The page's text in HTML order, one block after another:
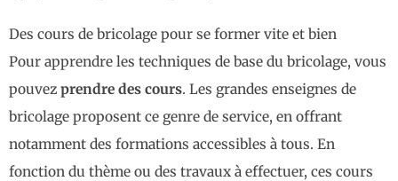
Des cours de bricolage pour se former vite et bien
Pour apprendre les techniques de base du bricolage, vous
pouvez prendre des cours. Les grandes enseignes de
bricolage proposent ce genre de service, en offrant
notamment des formations accessibles à tous. En
fonction du thème ou des travaux à effectuer, ces cours